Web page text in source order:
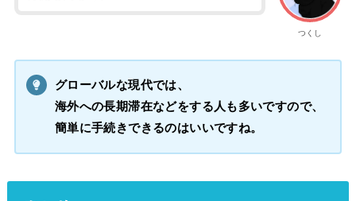
つくし
グローバルな現代では、
海外への長期滞在などをする人も多いですので、
簡単に手続きできるのはいいですね。